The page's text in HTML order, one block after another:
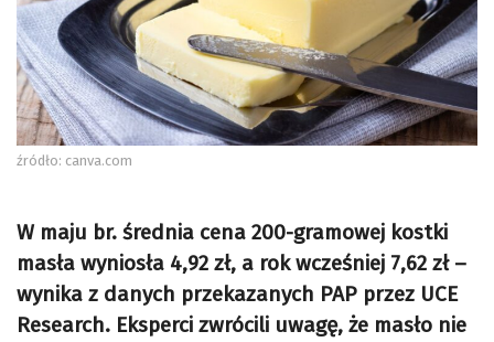
źródło: canva.com
W maju br. średnia cena 200-gramowej kostki
masła wyniosła 4,92 zł, a rok wcześniej 7,62 zł –
wynika z danych przekazanych PAP przez UCE
Research. Eksperci zwrócili uwagę, że masło nie